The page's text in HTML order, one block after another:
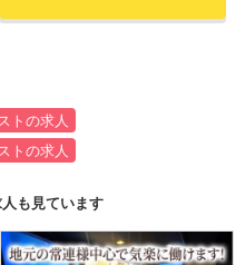
トの求人
トの求人
も見ています